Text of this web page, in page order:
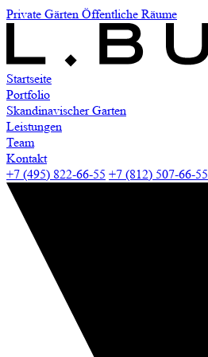
Private Gärten Öffentliche Räume
Startseite
Portfolio
Skandinavischer Garten
Leistungen
Team
Kontakt
+7 (495) 822-66-55 +7 (812) 507-66-55